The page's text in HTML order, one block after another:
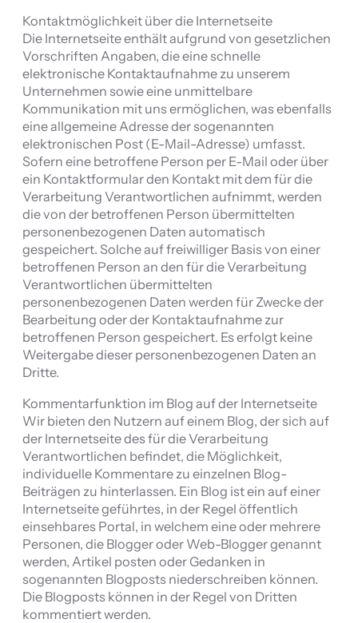
Kontaktmöglichkeit über die Internetseite
Die Internetseite enthält aufgrund von gesetzlichen
Vorschriften Angaben, die eine schnelle
elektronische Kontaktaufnahme zu unserem
Unternehmen sowie eine unmittelbare
Kommunikation mit uns ermöglichen, was ebenfalls
eine allgemeine Adresse der sogenannten
elektronischen Post (E-Mail-Adresse) umfasst.
Sofern eine betroffene Person per E-Mail oder über
ein Kontaktformular den Kontakt mit dem für die
Verarbeitung Verantwortlichen aufnimmt, werden
die von der betroffenen Person übermittelten
personenbezogenen Daten automatisch
gespeichert. Solche auf freiwilliger Basis von einer
betroffenen Person an den für die Verarbeitung
Verantwortlichen übermittelten
personenbezogenen Daten werden für Zwecke der
Bearbeitung oder der Kontaktaufnahme zur
betroffenen Person gespeichert. Es erfolgt keine
Weitergabe dieser personenbezogenen Daten an
Dritte.
Kommentarfunktion im Blog auf der Internetseite
Wir bieten den Nutzern auf einem Blog, der sich auf
der Internetseite des für die Verarbeitung
Verantwortlichen befindet, die Möglichkeit,
individuelle Kommentare zu einzelnen Blog-
Beiträgen zu hinterlassen. Ein Blog ist ein auf einer
Internetseite geführtes, in der Regel öffentlich
einsehbares Portal, in welchem eine oder mehrere
Personen, die Blogger oder Web-Blogger genannt
werden, Artikel posten oder Gedanken in
sogenannten Blogposts niederschreiben können.
Die Blogposts können in der Regel von Dritten
kommentiert werden.